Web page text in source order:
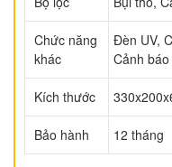
Chức năng
khác
Đèn UV,
Cảnh
Kích thước
Bảo hành 12 tháng